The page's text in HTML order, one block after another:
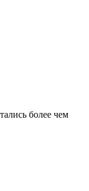
более чем